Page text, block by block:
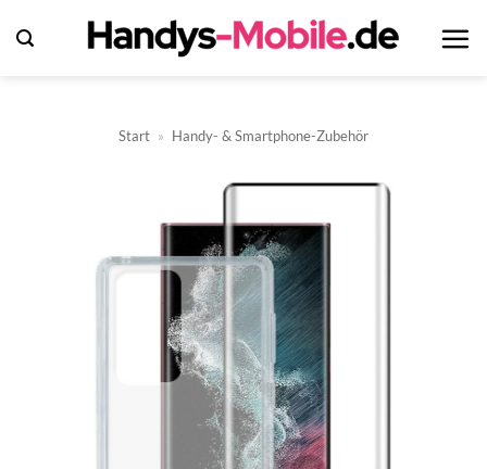
Inhalt
Start » Handy- & Smartphone-Zubehör